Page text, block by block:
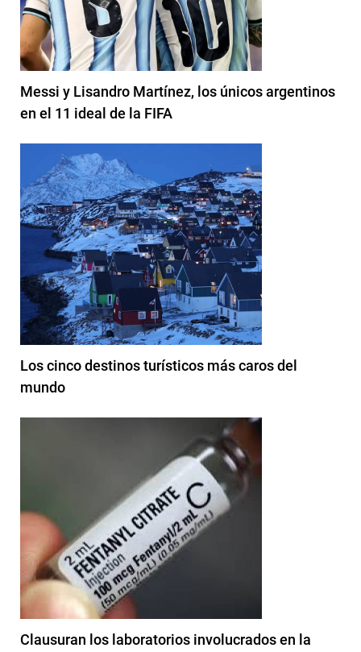
Messi y Lisandro Martínez, los únicos argentinos
en el 11 ideal de la FIFA
Los cinco destinos turísticos más caros del
mundo
Clausuran los laboratorios involucrados en la